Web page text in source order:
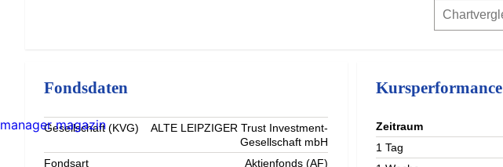
Fondsdaten
Gesellschaft (KVG)
ALTE LEIPZIGER Trust Investment-
Gesellschaft mbH
Fondsart
Aktienfonds (AF)
Kursperformance
Zeitraum
1 Tag
manager magazin